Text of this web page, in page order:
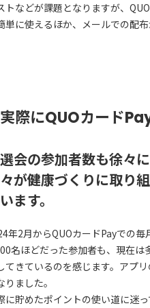
トなどが課題となりますが、
単に使えるほか、メールでの配
実際にQUOカード
会の参加者数も徐々
が健康づくりに取り
ます。
年2月からQUOカードPayでの
名ほどだった参加者も、現在
てきているのを感じます。アプ
りました。
に貯めたポイントの使い道に迷